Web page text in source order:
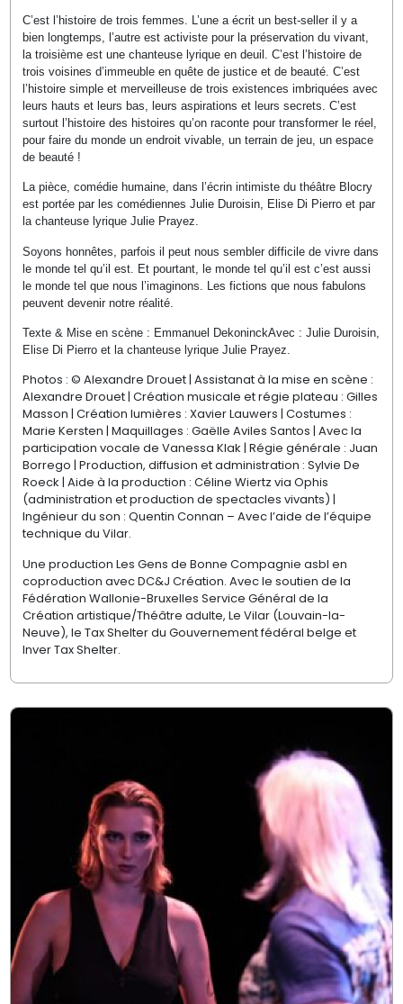
C’est l’histoire de trois femmes. L’une a écrit un best-seller il y a
bien longtemps, l’autre est activiste pour la préservation du vivant,
la troisième est une chanteuse lyrique en deuil. C’est l’histoire de
trois voisines d’immeuble en quête de justice et de beauté. C’est
l’histoire simple et merveilleuse de trois existences imbriquées avec
leurs hauts et leurs bas, leurs aspirations et leurs secrets. C’est
surtout l’histoire des histoires qu’on raconte pour transformer le réel,
pour faire du monde un endroit vivable, un terrain de jeu, un espace
de beauté !
La pièce, comédie humaine, dans l’écrin intimiste du théâtre Blocry
est portée par les comédiennes Julie Duroisin, Elise Di Pierro et par
la chanteuse lyrique Julie Prayez.
Soyons honnêtes, parfois il peut nous sembler difficile de vivre dans
le monde tel qu’il est. Et pourtant, le monde tel qu’il est c’est aussi
le monde tel que nous l’imaginons. Les fictions que nous fabulons
peuvent devenir notre réalité.
Texte & Mise en scène : Emmanuel DekoninckAvec : Julie Duroisin,
Elise Di Pierro et la chanteuse lyrique Julie Prayez.
Photos : © Alexandre Drouet | Assistanat à la mise en scène :
Alexandre Drouet | Création musicale et régie plateau : Gilles
Masson | Création lumières : Xavier Lauwers | Costumes :
Marie Kersten | Maquillages : Gaëlle Aviles Santos | Avec la
participation vocale de Vanessa Klak | Régie générale : Juan
Borrego | Production, diffusion et administration : Sylvie De
Roeck | Aide à la production : Céline Wiertz via Ophis
(administration et production de spectacles vivants) |
Ingénieur du son : Quentin Connan – Avec l’aide de l’équipe
technique du Vilar.
Une production Les Gens de Bonne Compagnie asbl en
coproduction avec DC&J Création. Avec le soutien de la
Fédération Wallonie-Bruxelles Service Général de la
Création artistique/Théâtre adulte, Le Vilar (Louvain-la-
Neuve), le Tax Shelter du Gouvernement fédéral belge et
Inver Tax Shelter.